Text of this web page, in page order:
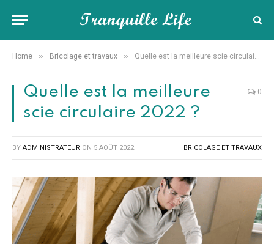
Home » Bricolage et travaux » Quelle est la meilleure scie circulaire 2022 ?
Quelle est la meilleure
scie circulaire 2022 ?
0
BY ADMINISTRATEUR ON 5 AOÛT 2022 BRICOLAGE ET TRAVAUX